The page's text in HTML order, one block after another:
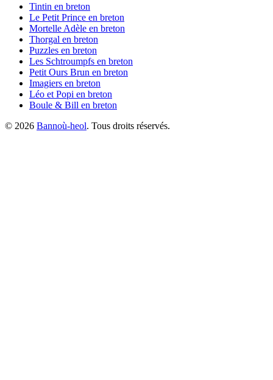
Tintin en breton
Le Petit Prince en breton
Mortelle Adèle en breton
Thorgal en breton
Puzzles en breton
Les Schtroumpfs en breton
Petit Ours Brun en breton
Imagiers en breton
Léo et Popi en breton
Boule & Bill en breton
© 2026 Bannoù-heol. Tous droits réservés.